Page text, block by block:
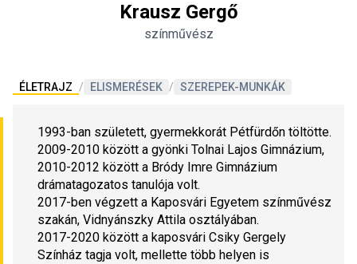
Krausz Gergő
színművész
ÉLETRAJZ / ELISMERÉSEK / SZEREPEK-MUNKÁK
1993-ban született, gyermekkorát Pétfürdőn töltötte.
2009-2010 között a gyönki Tolnai Lajos Gimnázium,
2010-2012 között a Bródy Imre Gimnázium
drámatagozatos tanulója volt.
2017-ben végzett a Kaposvári Egyetem színművész
szakán, Vidnyánszky Attila osztályában.
2017-2020 között a kaposvári Csiky Gergely
Színház tagja volt, mellette több helyen is